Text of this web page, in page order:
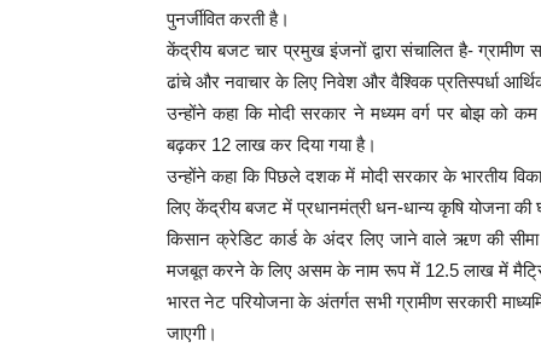
पुनर्जीवित करती है।
केंद्रीय बजट चार प्रमुख इंजनों द्वारा संचालित है- ग्रामीण
ढांचे और नवाचार के लिए निवेश और वैश्विक प्रतिस्पर्धा
उन्होंने कहा कि मोदी सरकार ने मध्यम वर्ग पर बोझ को
बढ़कर 12 लाख कर दिया गया है।
उन्होंने कहा कि पिछले दशक में मोदी सरकार के भारतीय
लिए केंद्रीय बजट में प्रधानमंत्री धन-धान्य कृषि योजना की
किसान क्रेडिट कार्ड के अंदर लिए जाने वाले ऋण की
मजबूत करने के लिए असम के नाम रूप में 12.5 लाख में मैट्रिक
भारत नेट परियोजना के अंतर्गत सभी ग्रामीण सरकारी
जाएगी।